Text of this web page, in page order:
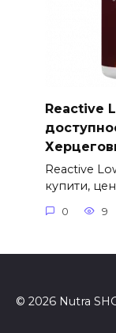
Reactive
Reactive
купити,
0 9
© 2026 Nutra